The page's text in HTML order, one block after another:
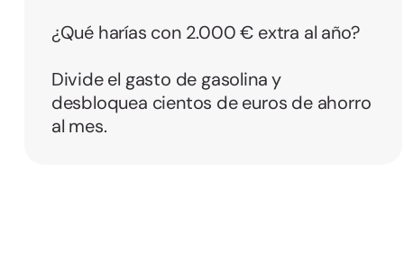
¿Qué harías con 2.000 € extra al año?
Divide el gasto de gasolina y
desbloquea cientos de euros de ahorro
al mes.